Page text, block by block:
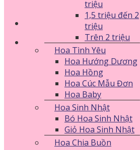
triệu
1,5 triệu đến 2
triệu
Trên 2 triệu
Hoa Tình Yêu
Hoa Hướng Dương
Hoa Hồng
Hoa Cúc Mẫu Đơn
Hoa Baby
Hoa Sinh Nhật
Bó Hoa Sinh Nhật
Giỏ Hoa Sinh Nhật
Hoa Chia Buồn